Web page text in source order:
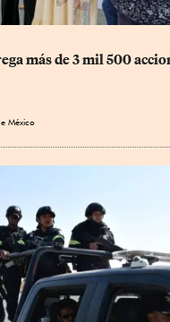
más de 3 mil 500
México